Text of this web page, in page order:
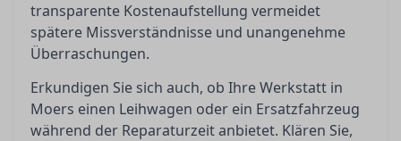
transparente Kostenaufstellung vermeidet
spätere Missverständnisse und unangenehme
Überraschungen.
Erkundigen Sie sich auch, ob Ihre Werkstatt in
Moers einen Leihwagen oder ein Ersatzfahrzeug
während der Reparaturzeit anbietet. Klären Sie,